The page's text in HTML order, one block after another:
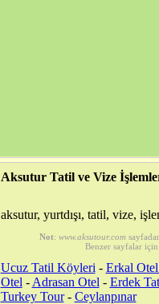
Aksutur Tatil ve Vize
aksutur, yurtdışı, tatil, vize,
Not: www.aksutour.com
Benzer sayfalar için
Ucuz Tatil Köyleri - Erkal
Otel - Adrasan Otel - Erdek
Turkey Tour- Ceylanpınar